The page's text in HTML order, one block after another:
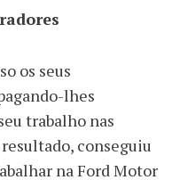
os seus
lhes
trabalho nas
conseguiu
na Ford Motor